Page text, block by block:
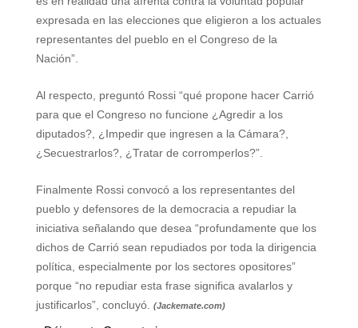
expresada en las elecciones que eligieron a los actuales
representantes del pueblo en el Congreso de la
Nación”.
Al respecto, preguntó Rossi “qué propone hacer Carrió
para que el Congreso no funcione ¿Agredir a los
diputados?, ¿Impedir que ingresen a la Cámara?,
¿Secuestrarlos?, ¿Tratar de corromperlos?”.
Finalmente Rossi convocó a los representantes del
pueblo y defensores de la democracia a repudiar la
iniciativa señalando que desea “profundamente que los
dichos de Carrió sean repudiados por toda la dirigencia
política, especialmente por los sectores opositores”
porque “no repudiar esta frase significa avalarlos y
justificarlos”, concluyó.
(Jackemate.com)